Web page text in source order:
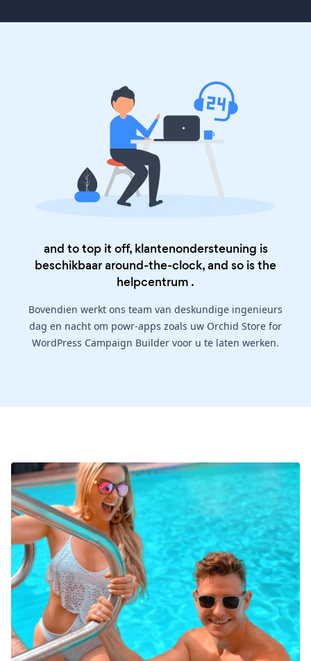
and to top it off, klantenondersteuning is
beschikbaar around-the-clock, and so is the
helpcentrum .
Bovendien werkt ons team van deskundige ingenieurs
dag en nacht om powr-apps zoals uw Orchid Store for
WordPress Campaign Builder voor u te laten werken.